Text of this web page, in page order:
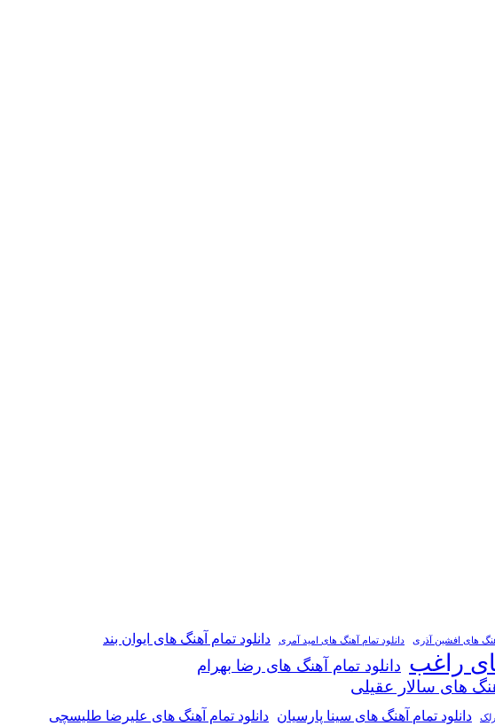
های افشین آذری دانلود تمام آهنگ های امید آمری دانلود تمام آهنگ های ایوان بند
راغب دانلود تمام آهنگ های رضا بهرام
های سالار عقیلی
دانلود تمام آهنگ های سینا پارسیان دانلود تمام آهنگ های علیرضا طلیسچی